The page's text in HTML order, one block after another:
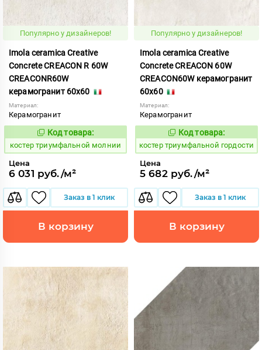
Популярно у дизайнеров!
Imola ceramica Creative
Concrete CREACON R 60W
CREACONR60W
керамогранит 60x60
Материал:
Керамогранит
809928
Код товара:
костер триумфальной молнии
Цена
6 031 руб./м²
Заказ в 1 клик
В корзину
Популярно у дизайнеров!
Imola ceramica Creative
Concrete CREACON 60W
CREACON60W керамогранит
60x60
Материал:
Керамогранит
809893
Код товара:
костер триумфальной гордости
Цена
5 682 руб./м²
Заказ в 1 клик
В корзину